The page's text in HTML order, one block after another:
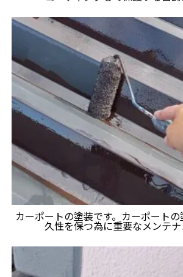
カーポートの塗装です。カーポート
久性を保つ為に重要なメンテ